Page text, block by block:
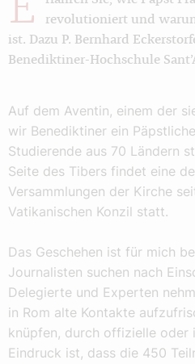
revolutioniert und
ist. Dazu P. Bernhard
Benediktiner-Hochschule
Auf dem Aventin, einem der
wir Benediktiner ein
Studierende aus 70 Ländern
Seite des Tibers findet eine
Versammlungen der Kirche
Vatikanischen Konzil statt.
Das Geschehen ist für mich
Journalisten suchen nach
Delegierte und Experten
in Rom alte Kontakte
knüpfen, durch offizielle oder
Eindruck ist, dass die 450